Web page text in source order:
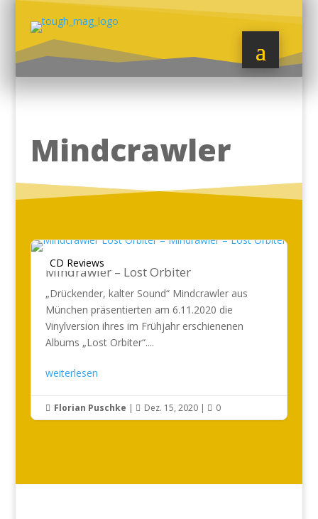
Mindcrawler
CD Reviews
Mindrawler – Lost Orbiter
„Drückender, kalter Sound“ Mindcrawler aus
München präsentierten am 6.11.2020 die
Vinylversion ihres im Frühjahr erschienenen
Albums „Lost Orbiter“....
weiterlesen
 Florian Puschke |  Dez. 15, 2020|  0